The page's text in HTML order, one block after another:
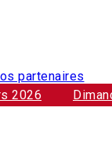
2026
partenaires